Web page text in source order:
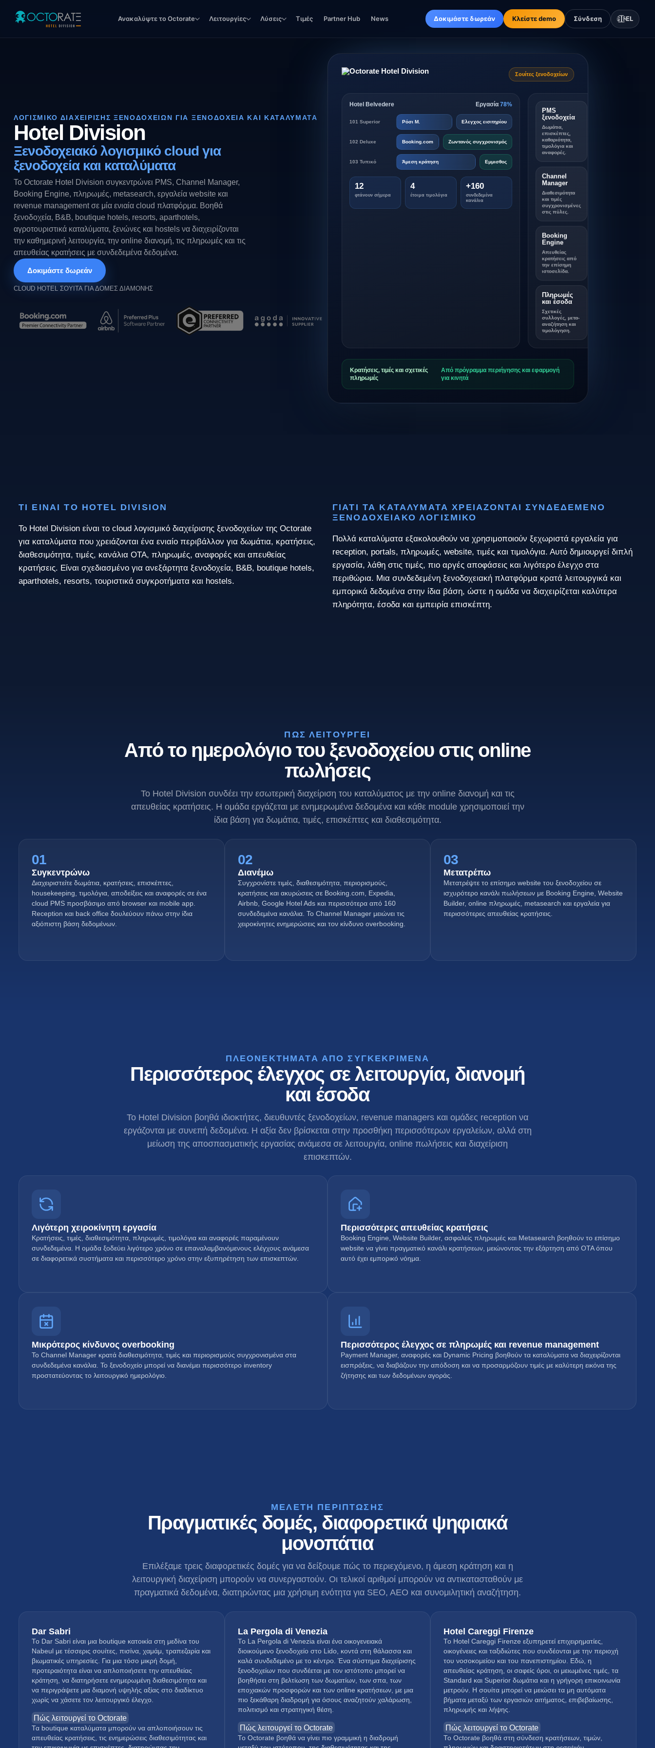
Ανακαλύψτε το Octorate Λειτουργίες Λύσεις Τιμές Partner Hub News Δοκιμάστε δωρεάν Κλείστε demo Σύνδεση 🇬🇷EL
ΛΟΓΙΣΜΙΚΟ ΔΙΑΧΕΙΡΙΣΗΣ ΞΕΝΟΔΟΧΕΙΩΝ ΓΙΑ ΞΕΝΟΔΟΧΕΙΑ ΚΑΙ ΚΑΤΑΛΥΜΑΤΑ
Hotel Division
Ξενοδοχειακό λογισμικό cloud για
ξενοδοχεία και καταλύματα
Το Octorate Hotel Division συγκεντρώνει PMS, Channel Manager,
Booking Engine, πληρωμές, metasearch, εργαλεία website και
revenue management σε μία ενιαία cloud πλατφόρμα. Βοηθά
ξενοδοχεία, B&B, boutique hotels, resorts, aparthotels,
αγροτουριστικά καταλύματα, ξενώνες και hostels να διαχειρίζονται
την καθημερινή λειτουργία, την online διανομή, τις πληρωμές και τις
απευθείας κρατήσεις με συνδεδεμένα δεδομένα.
Δοκιμάστε δωρεάν
CLOUD HOTEL ΣΟΥΙΤΑ ΓΙΑ ΔΟΜΕΣ ΔΙΑΜΟΝΗΣ
Σουίτες ξενοδοχείων
Hotel Belvedere Εργασία 78%
101 Superior Ρόσι Μ. Ελεγχος εισιτηρίου
102 Deluxe Booking.com Ζωντανός συγχρονισμός
103 Τυπικό Άμεση κράτηση Εμμισθος
12
φτάνουν σήμερα
4
έτοιμα τιμολόγια
+160
συνδεδεμένα
κανάλια
PMS
ξενοδοχεία
Δωμάτια,
επισκέπτες,
καθαριότητα,
τιμολόγια και
αναφορές.
Channel
Manager
Διαθεσιμότητα
και τιμές
συγχρονισμένες
στις πύλες.
Booking
Engine
Απευθείας
κρατήσεις από
την επίσημη
ιστοσελίδα.
Πληρωμές
και έσοδα
Σχετικές
συλλογές, μετα-
αναζήτηση και
τιμολόγηση.
Κρατήσεις, τιμές και σχετικές
πληρωμές
Από πρόγραμμα περιήγησης και εφαρμογή
για κινητά
ΤΙ ΕΊΝΑΙ ΤΟ HOTEL DIVISION
Το Hotel Division είναι το cloud λογισμικό διαχείρισης ξενοδοχείων της Octorate
για καταλύματα που χρειάζονται ένα ενιαίο περιβάλλον για δωμάτια, κρατήσεις,
διαθεσιμότητα, τιμές, κανάλια OTA, πληρωμές, αναφορές και απευθείας
κρατήσεις. Είναι σχεδιασμένο για ανεξάρτητα ξενοδοχεία, B&B, boutique hotels,
aparthotels, resorts, τουριστικά συγκροτήματα και hostels.
ΓΙΑΤΊ ΤΑ ΚΑΤΑΛΎΜΑΤΑ ΧΡΕΙΆΖΟΝΤΑΙ ΣΥΝΔΕΔΕΜΈΝΟ
ΞΕΝΟΔΟΧΕΙΑΚΌ ΛΟΓΙΣΜΙΚΌ
Πολλά καταλύματα εξακολουθούν να χρησιμοποιούν ξεχωριστά εργαλεία για
reception, portals, πληρωμές, website, τιμές και τιμολόγια. Αυτό δημιουργεί διπλή
εργασία, λάθη στις τιμές, πιο αργές αποφάσεις και λιγότερο έλεγχο στα
περιθώρια. Μια συνδεδεμένη ξενοδοχειακή πλατφόρμα κρατά λειτουργικά και
εμπορικά δεδομένα στην ίδια βάση, ώστε η ομάδα να διαχειρίζεται καλύτερα
πληρότητα, έσοδα και εμπειρία επισκέπτη.
ΠΏΣ ΛΕΙΤΟΥΡΓΕΊ
Από το ημερολόγιο του ξενοδοχείου στις online
πωλήσεις
Το Hotel Division συνδέει την εσωτερική διαχείριση του καταλύματος με την online διανομή και τις
απευθείας κρατήσεις. Η ομάδα εργάζεται με ενημερωμένα δεδομένα και κάθε module χρησιμοποιεί την
ίδια βάση για δωμάτια, τιμές, επισκέπτες και διαθεσιμότητα.
01
Συγκεντρώνω
Διαχειριστείτε δωμάτια, κρατήσεις, επισκέπτες,
housekeeping, τιμολόγια, αποδείξεις και αναφορές σε ένα
cloud PMS προσβάσιμο από browser και mobile app.
Reception και back office δουλεύουν πάνω στην ίδια
αξιόπιστη βάση δεδομένων.
02
Διανέμω
Συγχρονίστε τιμές, διαθεσιμότητα, περιορισμούς,
κρατήσεις και ακυρώσεις σε Booking.com, Expedia,
Airbnb, Google Hotel Ads και περισσότερα από 160
συνδεδεμένα κανάλια. Το Channel Manager μειώνει τις
χειροκίνητες ενημερώσεις και τον κίνδυνο overbooking.
03
Μετατρέπω
Μετατρέψτε το επίσημο website του ξενοδοχείου σε
ισχυρότερο κανάλι πωλήσεων με Booking Engine, Website
Builder, online πληρωμές, metasearch και εργαλεία για
περισσότερες απευθείας κρατήσεις.
ΠΛΕΟΝΕΚΤΉΜΑΤΑ ΑΠΌ ΣΥΓΚΕΚΡΙΜΈΝΑ
Περισσότερος έλεγχος σε λειτουργία, διανομή
και έσοδα
Το Hotel Division βοηθά ιδιοκτήτες, διευθυντές ξενοδοχείων, revenue managers και ομάδες reception να
εργάζονται με συνεπή δεδομένα. Η αξία δεν βρίσκεται στην προσθήκη περισσότερων εργαλείων, αλλά στη
μείωση της αποσπασματικής εργασίας ανάμεσα σε λειτουργία, online πωλήσεις και διαχείριση
επισκεπτών.
Λιγότερη χειροκίνητη εργασία
Κρατήσεις, τιμές, διαθεσιμότητα, πληρωμές, τιμολόγια και αναφορές παραμένουν
συνδεδεμένα. Η ομάδα ξοδεύει λιγότερο χρόνο σε επαναλαμβανόμενους ελέγχους ανάμεσα
σε διαφορετικά συστήματα και περισσότερο χρόνο στην εξυπηρέτηση των επισκεπτών.
Περισσότερες απευθείας κρατήσεις
Booking Engine, Website Builder, ασφαλείς πληρωμές και Metasearch βοηθούν το επίσημο
website να γίνει πραγματικό κανάλι κρατήσεων, μειώνοντας την εξάρτηση από OTA όπου
αυτό έχει εμπορικό νόημα.
Μικρότερος κίνδυνος overbooking
Το Channel Manager κρατά διαθεσιμότητα, τιμές και περιορισμούς συγχρονισμένα στα
συνδεδεμένα κανάλια. Το ξενοδοχείο μπορεί να διανέμει περισσότερο inventory
προστατεύοντας το λειτουργικό ημερολόγιο.
Περισσότερος έλεγχος σε πληρωμές και revenue management
Payment Manager, αναφορές και Dynamic Pricing βοηθούν τα καταλύματα να διαχειρίζονται
εισπράξεις, να διαβάζουν την απόδοση και να προσαρμόζουν τιμές με καλύτερη εικόνα της
ζήτησης και των δεδομένων αγοράς.
ΜΕΛΕΤΗ ΠΕΡΙΠΤΩΣΗΣ
Πραγματικές δομές, διαφορετικά ψηφιακά
μονοπάτια
Επιλέξαμε τρεις διαφορετικές δομές για να δείξουμε πώς το περιεχόμενο, η άμεση κράτηση και η
λειτουργική διαχείριση μπορούν να συνεργαστούν. Οι τελικοί αριθμοί μπορούν να αντικατασταθούν με
πραγματικά δεδομένα, διατηρώντας μια χρήσιμη ενότητα για SEO, AEO και συνομιλητική αναζήτηση.
Dar Sabri
Το Dar Sabri είναι μια boutique κατοικία στη μεδίνα του
Nabeul με τέσσερις σουίτες, πισίνα, χαμάμ, τραπεζαρία και
βιωματικές υπηρεσίες. Για μια τόσο μικρή δομή,
προτεραιότητα είναι να απλοποιήσετε την απευθείας
κράτηση, να διατηρήσετε ενημερωμένη διαθεσιμότητα και
να περιγράψετε μια διαμονή υψηλής αξίας στο διαδίκτυο
χωρίς να χάσετε τον λειτουργικό έλεγχο.
Πώς λειτουργεί το Octorate
Τα boutique καταλύματα μπορούν να απλοποιήσουν τις
απευθείας κρατήσεις, τις ενημερώσεις διαθεσιμότητας και
La Pergola di Venezia
Το La Pergola di Venezia είναι ένα οικογενειακά
διοικούμενο ξενοδοχείο στο Lido, κοντά στη θάλασσα και
καλά συνδεδεμένο με το κέντρο. Ένα σύστημα διαχείρισης
ξενοδοχείων που συνδέεται με τον ιστότοπο μπορεί να
βοηθήσει στη βελτίωση των δωματίων, των σπα, των
εποχιακών προσφορών και των online κρατήσεων, με μια
πιο ξεκάθαρη διαδρομή για όσους αναζητούν χαλάρωση,
πολιτισμό και στρατηγική θέση.
Πώς λειτουργεί το Octorate
Το Octorate βοηθά να γίνει πιο γραμμική η διαδρομή
Hotel Careggi Firenze
Το Hotel Careggi Firenze εξυπηρετεί επιχειρηματίες,
οικογένειες και ταξιδιώτες που συνδέονται με την περιοχή
του νοσοκομείου και του πανεπιστημίου. Εδώ, η
απευθείας κράτηση, οι σαφείς όροι, οι μειωμένες τιμές, τα
Standard και Superior δωμάτια και η γρήγορη επικοινωνία
μετρούν. Η σουίτα μπορεί να μειώσει τα μη αυτόματα
βήματα μεταξύ των εργασιών αιτήματος, επιβεβαίωσης,
πληρωμής και λήψης.
Πώς λειτουργεί το Octorate
Το Octorate βοηθά στη σύνδεση κρατήσεων, τιμών,